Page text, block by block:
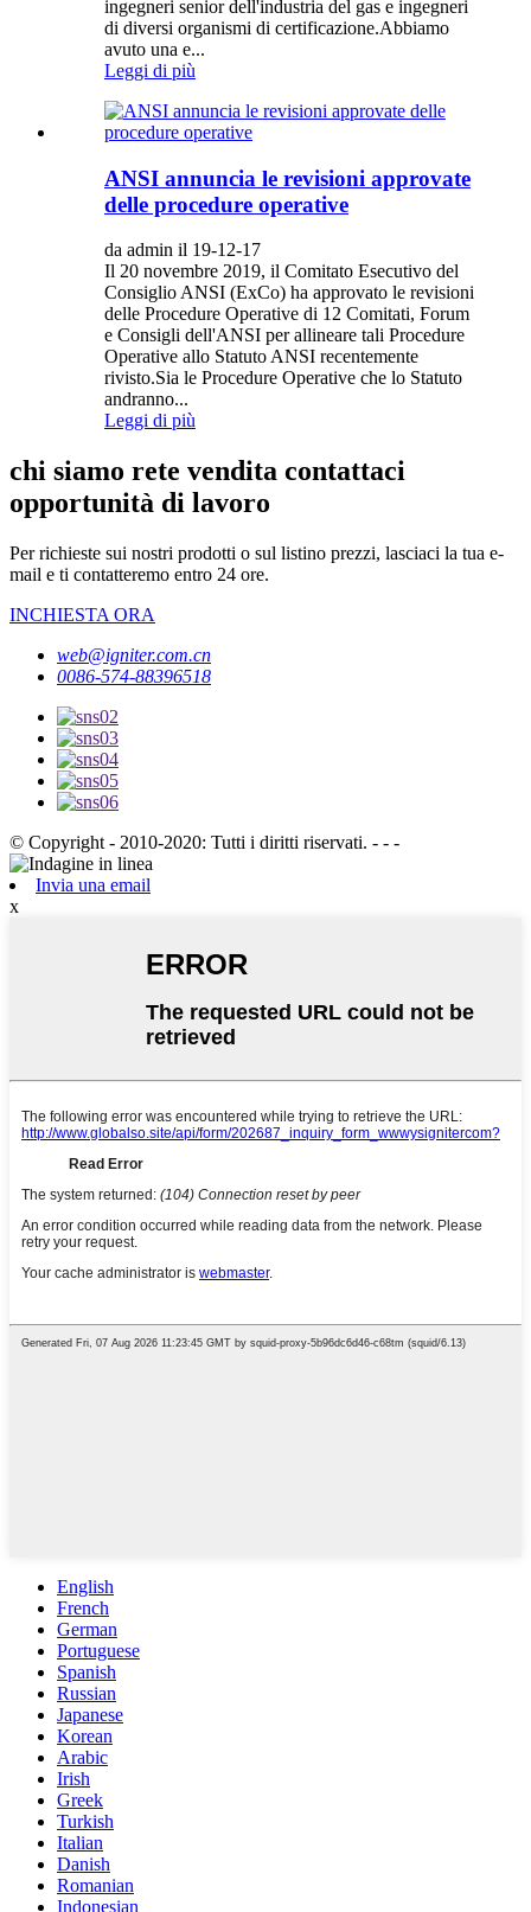
ingegneri senior dell'industria del gas e ingegneri
di diversi organismi di certificazione.Abbiamo
avuto una e...
Leggi di più
ANSI annuncia le revisioni approvate
delle procedure operative
da admin il 19-12-17
Il 20 novembre 2019, il Comitato Esecutivo del
Consiglio ANSI (ExCo) ha approvato le revisioni
delle Procedure Operative di 12 Comitati, Forum
e Consigli dell'ANSI per allineare tali Procedure
Operative allo Statuto ANSI recentemente
rivisto.Sia le Procedure Operative che lo Statuto
andranno...
Leggi di più
chi siamo rete vendita contattaci
opportunità di lavoro
Per richieste sui nostri prodotti o sul listino prezzi, lasciaci la tua e-
mail e ti contatteremo entro 24 ore.
INCHIESTA ORA
web@igniter.com.cn
0086-574-88396518
© Copyright - 2010-2020: Tutti i diritti riservati. - - -
Invia una email
x
English
French
German
Portuguese
Spanish
Russian
Japanese
Korean
Arabic
Irish
Greek
Turkish
Italian
Danish
Romanian
Indonesian